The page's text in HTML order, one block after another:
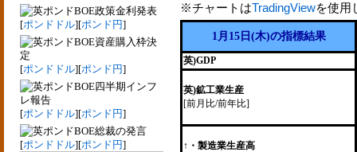
BOE政策金利発表
[ポンドドル][ポンド円]
BOE資産購入枠決
定
[ポンドドル][ポンド円]
BOE四半期インフ
レ報告
[ポンドドル][ポンド円]
BOE総裁の発言
[ポンドドル][ポンド円]
※チャートはTradingViewを使用
1月15日(木)の指標結果
英)GDP
英)鉱工業生産
[前月比/前年比]
↑・製造業生産高